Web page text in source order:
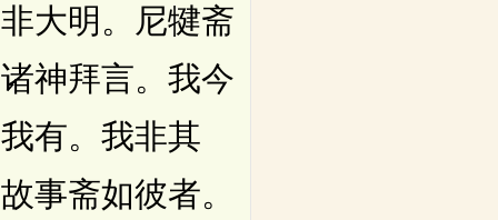
大明。尼犍斋
神拜言。我今
有。我非其
事斋如彼者。